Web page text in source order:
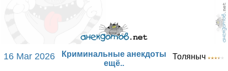
16 Mar 2026
Криминальные анекдоты
ещё..
Толяныч